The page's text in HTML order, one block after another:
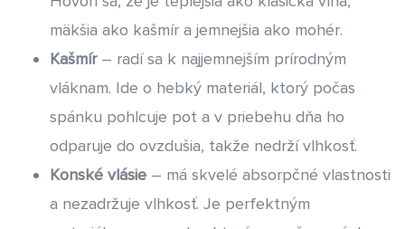
mäkšia ako kašmír a jemnejšia ako mohér.
Kašmír– radí sa k najjemnejším prírodným
vláknam. Ide o hebký materiál, ktorý počas
spánku pohlcuje pot a v priebehu dňa ho
odparuje do ovzdušia, takže nedrží vlhkosť.
Konské vlásie – má skvelé absorpčné vlastnosti
a nezadržuje vlhkosť. Je perfektným